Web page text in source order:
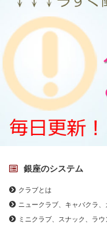
銀座のシステム
クラブとは
ニュークラブ、キャバクラ
ミニクラブ、スナック、ラウ